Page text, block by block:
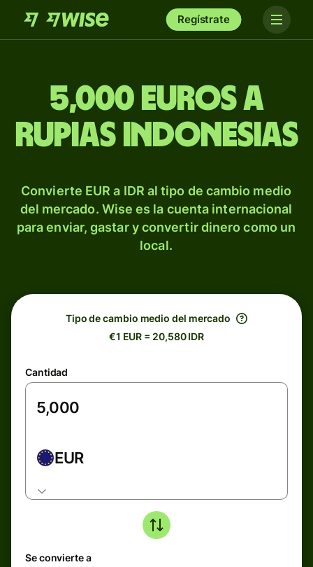
Regístrate
5,000 euros a
rupias indonesias
Convierte EUR a IDR al tipo de cambio medio
del mercado. Wise es la cuenta internacional
para enviar, gastar y convertir dinero como un
local.
Tipo de cambio medio del mercado
€1 EUR = 20,580 IDR
Cantidad
EUR
Se convierte a